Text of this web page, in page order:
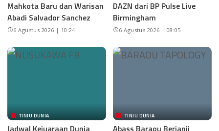
Mahkota Baru dan Warisan
Abadi Salvador Sanchez
6 Agustus 2026 | 10:24
DAZN dari BP Pulse Live
Birmingham
6 Agustus 2026 | 08:05
TINJU DUNIA
Jadwal Kejuaraan Dunia
TINJU DUNIA
Abass Baraou Berjanji